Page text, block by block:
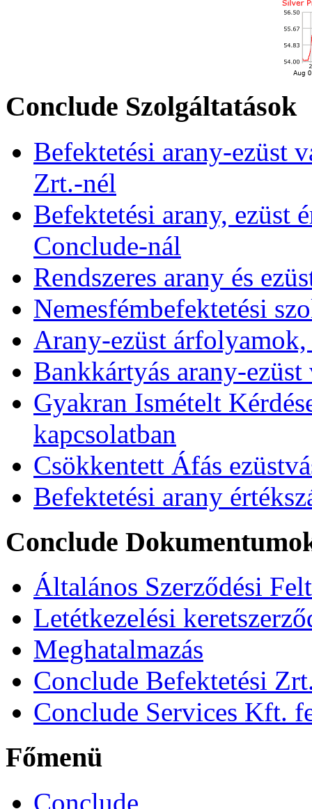
Conclude Szolgáltatások
Befektetési arany-ezüst
Zrt.-nél
Befektetési arany, ezüst
Conclude-nál
Rendszeres arany és
Nemesfémbefektetési
Arany-ezüst
Bankkártyás arany-
Gyakran Ismételt
kapcsolatban
Csökkentett Áfás
Befektetési arany
Conclude
Általános Szerződési
Letétkezelési
Meghatalmazás
Conclude Befektetési
Conclude Services Kft.
Főmenü
Conclude